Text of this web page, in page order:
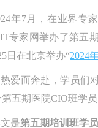
年7月，在业界专
专家网举办了第五期
日在北京举办“2024
热爱而奔赴，学员们
五期医院CIO班学
是第五期培训班学